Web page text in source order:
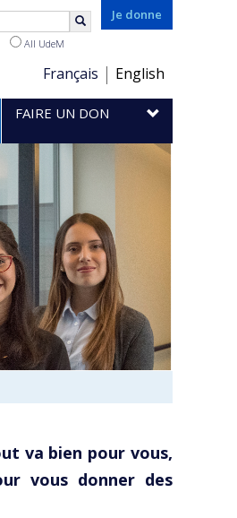
Je donne
Choix
de
la
langue
Français English
All UdeM
FAIRE UN DON
va bien pour vous,
vous donner des